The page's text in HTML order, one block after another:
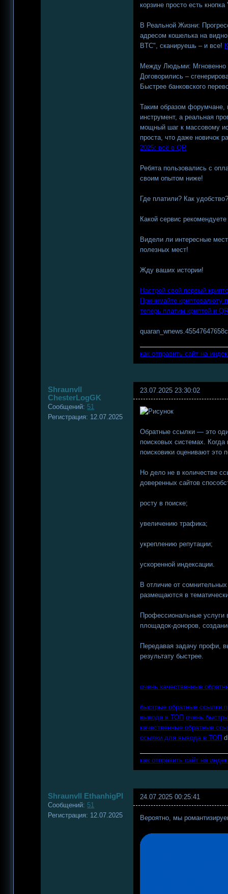
корзине просто есть
В Реальной Жизни:
адресом кошелька на
BTC", сканируешь – и все!
Между Людьми: Мгновенно
Договорились –
Быстрее банковского
Таким образом форумчане,
инструмент, а реальная
мощный шаг к массовому
проста, что даже новичок
2025: всё в QR
Ребята пользовались с
своим опытом ниже!
Где платили? Как
Какой сервис
Видели ли интересные
полезных мест!
Жду ваших истории!
Настрой свой первый
Принимайте криптовалюту
теперь платим криптой и
как отправить сайт на
Shraunvll
ChesterLogGK
Сообщений: 51
Регистрация: 12.07.2025
23.07.2025 23:30:02
Обратные ссылки — это
поисковых системах.
поисковики оценивают это
Но дело не в количестве
доверенных сайтов
росту в поиске;
увеличению трафика;
укреплению репутации;
ускоренной индексации.
В отличие от
размещаются в
Профессиональные
площадок-доноров,
Передавая задачу профи,
результату быстрее.
очень качественные
быстрые обратные ссылки
вывода в ТОП очень
качественные обратные
ссылки для вывода в ТОП
как отправить сайт на
Shraunvll EthanhigPI
Сообщений: 51
Регистрация: 12.07.2025
24.07.2025 00:25:41
Вероятно, мы